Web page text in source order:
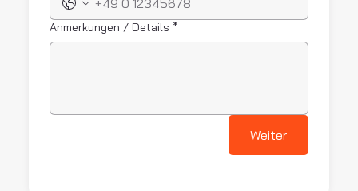
Anmerkungen / Details *
Weiter